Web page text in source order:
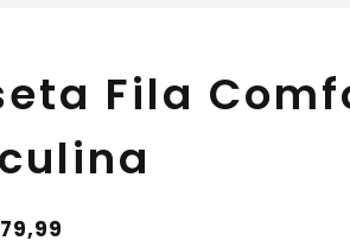
Fila